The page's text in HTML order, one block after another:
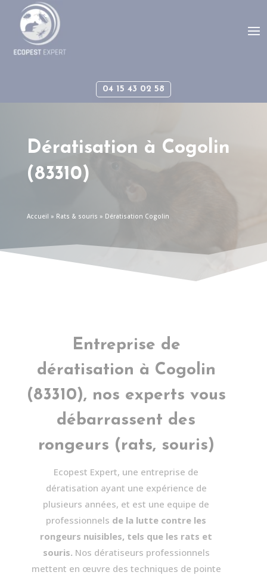
04 15 43 02 58
Dératisation à Cogolin
(83310)
Accueil » Rats & souris » Dératisation Cogolin
Entreprise de
dératisation à Cogolin
(83310), nos experts vous
débarrassent des
rongeurs (rats, souris)
Ecopest Expert, une entreprise de
dératisation ayant une expérience de
plusieurs années, et est une equipe de
professionnels de la lutte contre les
rongeurs nuisibles, tels que les rats et
souris. Nos dératiseurs professionnels
mettent en œuvre des techniques de pointe
Panneau de gestion des cookies